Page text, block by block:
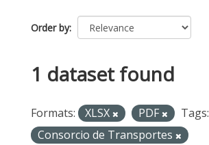
Order by
1 dataset found
Formats: XLSX PDF
Tags:
Consorcio de Transportes